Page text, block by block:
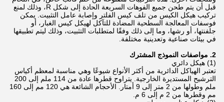
قبل أن يتم طحن جميع الفوهات السريعة الحادة إلى شكل R، وذلك لمنع
تركيب هيكل الكيس من تلف كيس الفلتر وإصابة عامل التثبيت. يمكن
فوسفات المعالجة السطحية المضادة للتآكل لهيكل كيس الغبار، أو
جلفنتها، أو رشها، وما إلى ذلك وفقًا لمتطلبات التثبيت، وذلك ليتم تطبيقها
في بيئات صناعية وتعدينية مختلفة.
2. مواصفات النموذج المشترك
(1) هيكل دائري
تعتبر الهياكل الدائرية من أكثر الأنواع شيوعًا وهي مناسبة لمعظم أكياس
الترشيح المستديرة الخارجية. يتراوح قطرها عادة من 114 ملم إلى 200
ملم وطولها من 2 متر إلى 9 أمتار. الأحجام الشائعة هي 120 مم إلى 160
مم وقطرها من 2 م إلى 6 م.